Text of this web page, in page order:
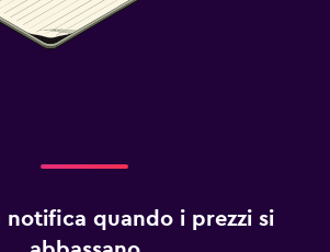
notifica quando i prezzi si